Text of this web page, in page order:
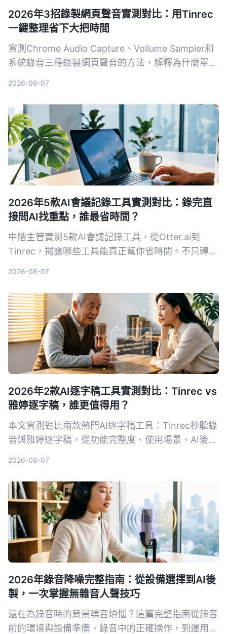
2026年3招錄製網頁聲音實測對比：用Tinrec
一鍵整理省下大把時間
實測Chrome Audio Capture、Vollume Sampler和
系統錄音三種錄製網頁聲音的方法，解釋為什麼單純
2026-08-07
2026年5款AI會議記錄工具實測對比：錄完直
接問AI找重點，誰最省時間？
中階主管實測5款AI會議記錄工具，從Otter.ai到
Tinrec，揭露哪些工具能真正幫你省時間。不只轉文
記錄幫手。
2026-08-07
2026年2款AI逐字稿工具實測對比：Tinrec vs
雅婷逐字稿，誰更值得用？
本文實測對比兩款熱門AI逐字稿工具：Tinrec秒聽錄
音與雅婷逐字稿，從功能完整度、使用場景、AI後處
案。
2026-08-07
2026年錄音降噪完整指南：從設備選擇到AI後
製，一次掌握無雜音人聲技巧
還在為錄音時的背景噪音煩惱？這篇完整指南從錄音
前的環境與設備準備、錄音中的正確操作，到運用AI